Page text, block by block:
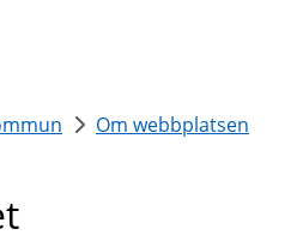
Om webbplatsen